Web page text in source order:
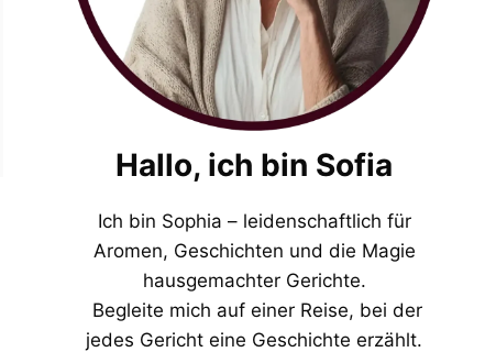
Hallo, ich bin Sofia
Ich bin Sophia – leidenschaftlich für
Aromen, Geschichten und die Magie
hausgemachter Gerichte.
Begleite mich auf einer Reise, bei der
jedes Gericht eine Geschichte erzählt.